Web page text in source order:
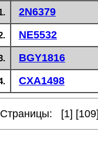
2N6379
NE5532
BGY1816
CXA1498
Страницы: [1] [109